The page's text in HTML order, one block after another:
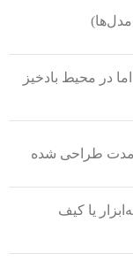
در محیط بادخیز
طراحی شده
یا کیف